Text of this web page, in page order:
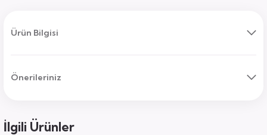
Ürün Bilgisi
Önerileriniz
İlgili Ürünler